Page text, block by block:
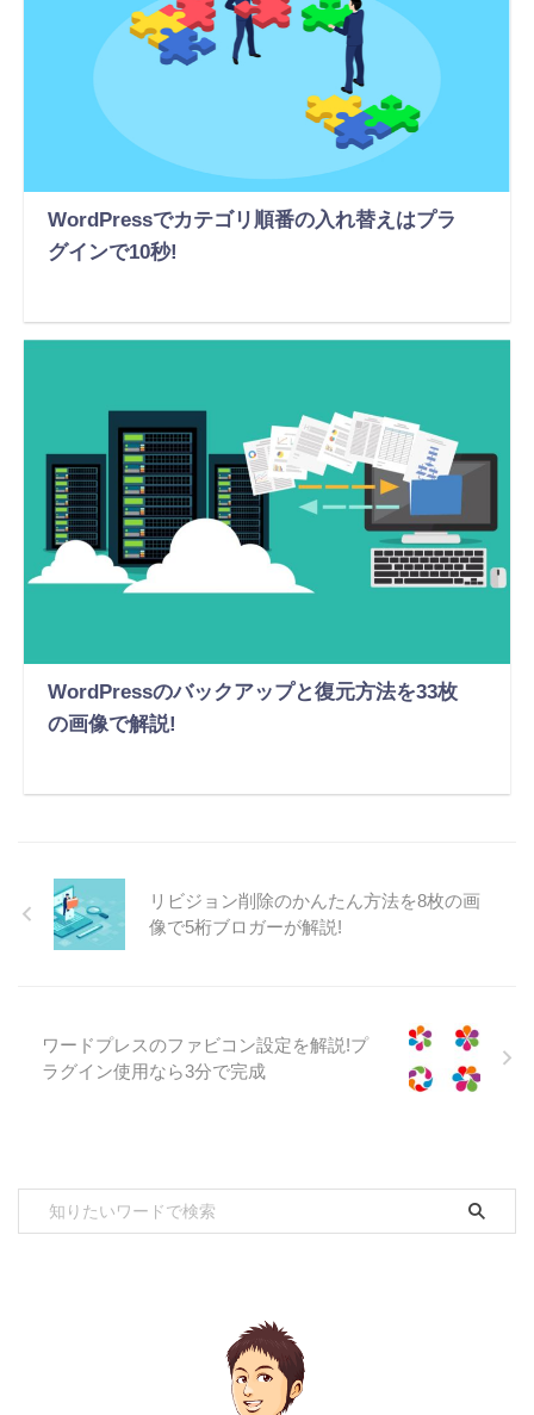
WordPressでカテゴリ順番の入れ替えはプラ
グインで10秒!
WordPressのバックアップと復元方法を33枚
の画像で解説!
リビジョン削除のかんたん方法を8枚の画
像で5桁ブロガーが解説!
ワードプレスのファビコン設定を解説!プ
ラグイン使用なら3分で完成